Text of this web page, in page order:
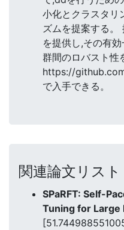
小化とクラスタリ
ズムを提案する。
を提供し,その有
群間のロバスト性
https://
で入手できる。
関連論文リスト
SPaRFT: Self-
Tuning for Large